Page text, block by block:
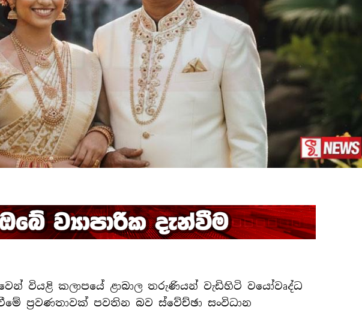
වියළි කලාපයේ ළාබාල තරුණියන් වැඩිහිටි වයෝවෘද්ධ
ප්‍රවණතාවක් පවතින බව ස්වේච්ඡා සංවිධාන